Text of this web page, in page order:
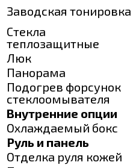
Заводская тонировка
Стекла
теплозащитные
Люк
Панорама
Подогрев форсунок
стеклоомывателя
Внутренние опции
Охлаждаемый бокс
Руль и панель
Отделка руля кожей